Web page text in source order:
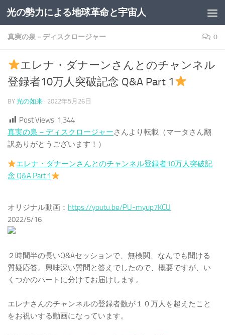
コンテンツへスキップ
光の勢力による地球革命と宇宙人
真実の泉－ディスクロージャー 0
エレナ・ダナーンさんとのチャンネル
登録者10万人突破記念 Q&A Part 1
BY 光の如来 · 2022年5月26日
Post Views: 1,344
真実の泉 – ディスクロージャーさんより転載（マータさん翻
訳ありがとうございます！）
エレナ・ダナーンさんとのチャンネル登録者10万人突破記
念 Q&A Part 1
オリジナル動画： https://youtu.be/PU-myup7KCU
2022/5/16
２時間半の長いQ&Aセッションで、無検閲、なんでも聞ける
質疑応答。興味深い質問と答えでしたので、概要ですが、い
くつかのパートに分けてお届けします。
エレナさんのチャンネルの登録者数が１０万人を超えたこと
をお祝いする動画になっています。